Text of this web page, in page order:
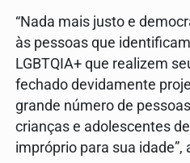
“Nada mais justo e
às pessoas que
LGBTQIA+ que realizem
fechado devidamente
grande número de
crianças e adolescentes
impróprio para sua idade”,